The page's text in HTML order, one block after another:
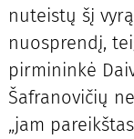
nuteistų šį
nuosprendį,
pirmininkė
Šafranovičių
„jam